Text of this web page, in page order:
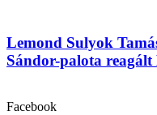
Lemond Sulyok
Sándor-palota
Facebook